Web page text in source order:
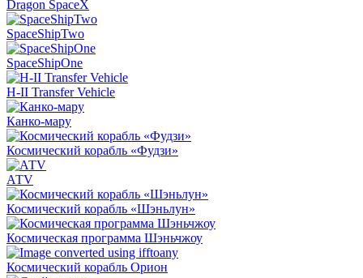
Dragon SpaceX
SpaceShipTwo
SpaceShipOne
H-II Transfer Vehicle
Канко-мару
Космический корабль «Фудзи»
АТV
Космический корабль «Шэньлун»
Космическая программа Шэньчжоу
Космический корабль Орион